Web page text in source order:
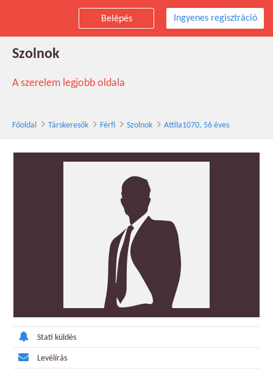
Belépés Ingyenes regisztráció
Attila1070 társkereső férfi, 56 éves,
Szolnok
A szerelem legjobb oldala
Főoldal Társkeresők Férfi Szolnok Attila1070, 56 éves
Stati küldés
Levélírás